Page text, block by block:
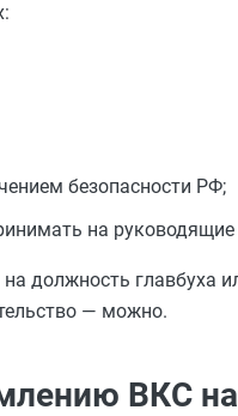
безопасности РФ;
на
должность главбуха
— можно.
ВКС